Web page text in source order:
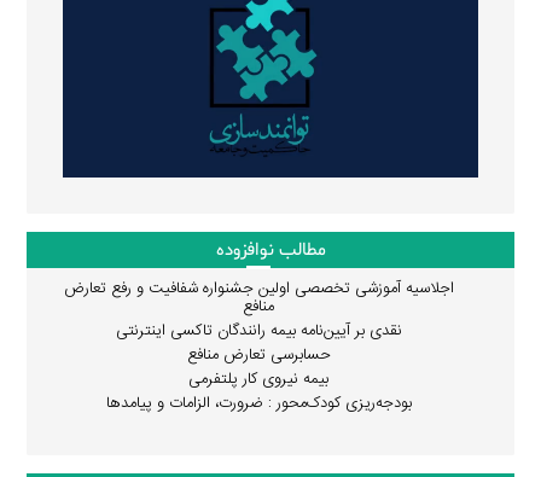
مطالب نوافزوده
اجلاسیه آموزشی تخصصی اولین جشنواره شفافیت و رفع تعارض
منافع
نقدی بر آیین‌نامه بیمه رانندگان تاکسی اینترنتی
حسابرسی تعارض منافع
بیمه نیروی کار پلتفرمی
بودجه‌ریزی کودک‌محور : ضرورت، الزامات و پیامدها